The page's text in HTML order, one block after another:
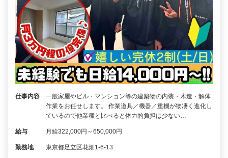
仕事内容
一般家屋やビル・マンション等の建築物の内装・木造・解体
作業をお任せします。 作業道具／機器／重機が物凄く進化し
ているので他業種と比べると体力的負担は少ない…
給与 月給322,000円～650,000円
勤務地 東京都足立区花畑1-6-13